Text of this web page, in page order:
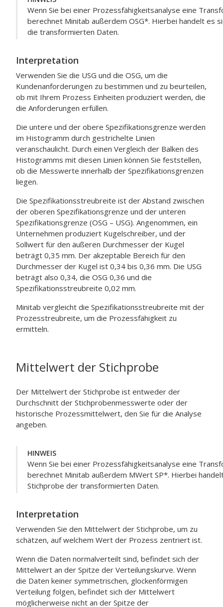
Wenn Sie bei einer Prozessfähigkeitsanalyse eine
berechnet Minitab außerdem OSG*. Hierbei handelt es
die transformierten Daten.
Interpretation
Verwenden Sie die USG und die OSG, um die
Kundenanforderungen zu bestimmen und zu beurteilen,
ob mit Ihrem Prozess Einheiten produziert werden, die
die Anforderungen erfüllen.
Die untere und der obere Spezifikationsgrenze werden
im Histogramm durch gestrichelte Linien
veranschaulicht. Durch einen Vergleich der Balken des
Histogramms mit diesen Linien können Sie feststellen,
ob die Messwerte innerhalb der Spezifikationsgrenzen
liegen.
Die Spezifikationsstreubreite ist der Abstand zwischen
der oberen Spezifikationsgrenze und der unteren
Spezifikationsgrenze (OSG – USG). Angenommen, ein
Unternehmen produziert Kugelschreiber, und der
Sollwert für den äußeren Durchmesser der Kugel
beträgt 0,35 mm. Der akzeptable Bereich für den
Durchmesser der Kugel ist 0,34 bis 0,36 mm. Die USG
beträgt also 0,34, die OSG 0,36 und die
Spezifikationsstreubreite 0,02 mm.
Minitab vergleicht die Spezifikationsstreubreite mit der
Prozesstreubreite, um die Prozessfähigkeit zu
ermitteln.
Mittelwert der Stichprobe
Der Mittelwert der Stichprobe ist entweder der
Durchschnitt der Stichprobenmesswerte oder der
historische Prozessmittelwert, den Sie für die Analyse
angeben.
HINWEIS
Wenn Sie bei einer Prozessfähigkeitsanalyse eine
berechnet Minitab außerdem MWert SP*. Hierbei
Stichprobe der transformierten Daten.
Interpretation
Verwenden Sie den Mittelwert der Stichprobe, um zu
schätzen, auf welchem Wert der Prozess zentriert ist.
Wenn die Daten normalverteilt sind, befindet sich der
Mittelwert an der Spitze der Verteilungskurve. Wenn
die Daten keiner symmetrischen, glockenförmigen
Verteilung folgen, befindet sich der Mittelwert
möglicherweise nicht an der Spitze der